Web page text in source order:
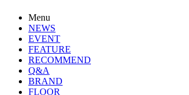
Menu
NEWS
EVENT
FEATURE
RECOMMEND
Q&A
BRAND
FLOOR